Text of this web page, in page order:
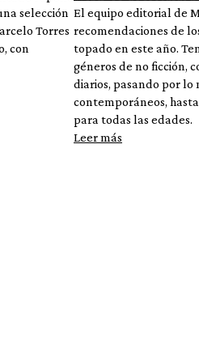
selección
Torres
con
El equipo editorial de
recomendaciones de
topado en este año.
géneros de no ficción,
diarios, pasando por
contemporáneos,
para todas las edades.
Leer más